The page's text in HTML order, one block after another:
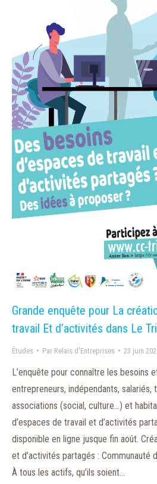
Grande enquête pour La
travail Et d’activités dans Le
Études Par Relais d'Entreprises 23 juin
L’enquête pour connaître les besoins
entrepreneurs, indépendants, salariés,
associations (social, culture…) et
d’espaces de travail et d’activités
disponible en ligne jusque fin août.
et d’activités partagés : Communauté
À tous les actifs, qu’ils soient…